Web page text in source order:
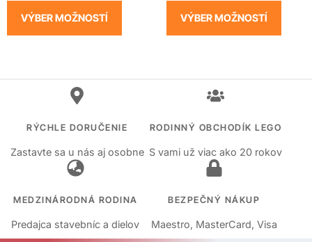
VÝBER MOŽNOSTÍ VÝBER MOŽNOSTÍ
RÝCHLE DORUČENIE
Zastavte sa u nás aj osobne
RODINNÝ OBCHODÍK LEGO
S vami už viac ako 20 rokov
MEDZINÁRODNÁ RODINA
Predajca stavebníc a dielov
BEZPEČNÝ NÁKUP
Maestro, MasterCard, Visa